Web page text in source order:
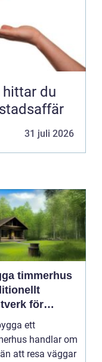
31 juli 2026
timmerhus
för
behov
ett
handlar om
att resa väggar